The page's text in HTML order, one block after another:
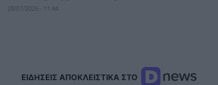
28/07/2026 - 11:44
ΕΙΔΗΣΕΙΣ ΑΠΟΚΛΕΙΣΤΙΚΑ ΣΤΟ